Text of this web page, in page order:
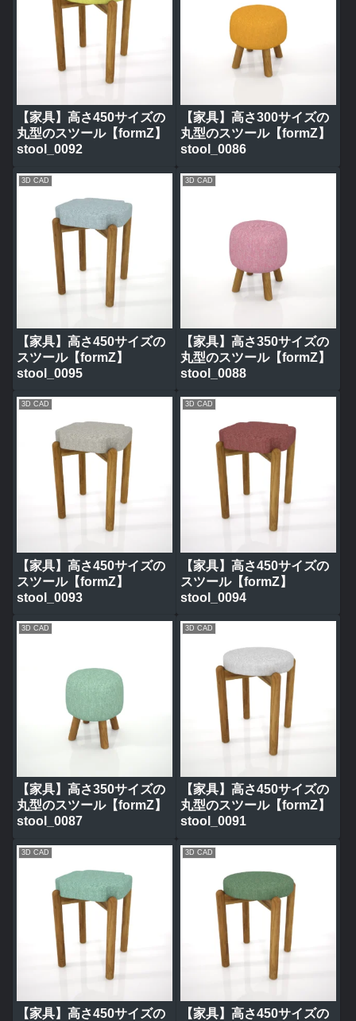
【家具】高さ450サイズの
丸型のスツール【formZ】
stool_0092
【家具】高さ300サイズの
丸型のスツール【formZ】
stool_0086
3D CAD
【家具】高さ450サイズの
スツール【formZ】
stool_0095
3D CAD
【家具】高さ350サイズの
丸型のスツール【formZ】
stool_0088
3D CAD
【家具】高さ450サイズの
スツール【formZ】
stool_0093
3D CAD
【家具】高さ450サイズの
スツール【formZ】
stool_0094
3D CAD
【家具】高さ350サイズの
丸型のスツール【formZ】
stool_0087
3D CAD
【家具】高さ450サイズの
丸型のスツール【formZ】
stool_0091
3D CAD
【家具】高さ450サイズの
3D CAD
【家具】高さ450サイズの